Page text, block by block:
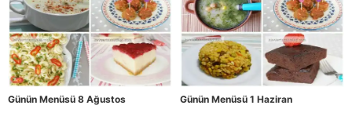
Günün Menüsü 8 Ağustos Günün Menüsü 1 Haziran